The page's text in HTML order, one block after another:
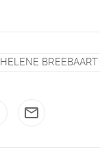
HELENE BREEBAART